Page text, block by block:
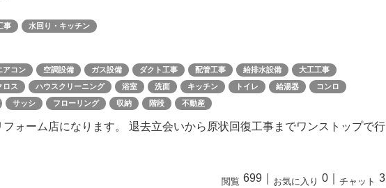
事 水回り・キッチン
アコン 空調設備 ガス設備 ダクト工事 配管工事 給排水設備
大工工事
ロス ハウスクリーニング 浴室 洗面 キッチン トイレ 給湯器
コンロ
サッシ フローリング 収納 階段 不動産
フォーム店になります。 退去立会いから原状回復工事までワンストップで行
閲覧 699 お気に入り 0 チャット 3